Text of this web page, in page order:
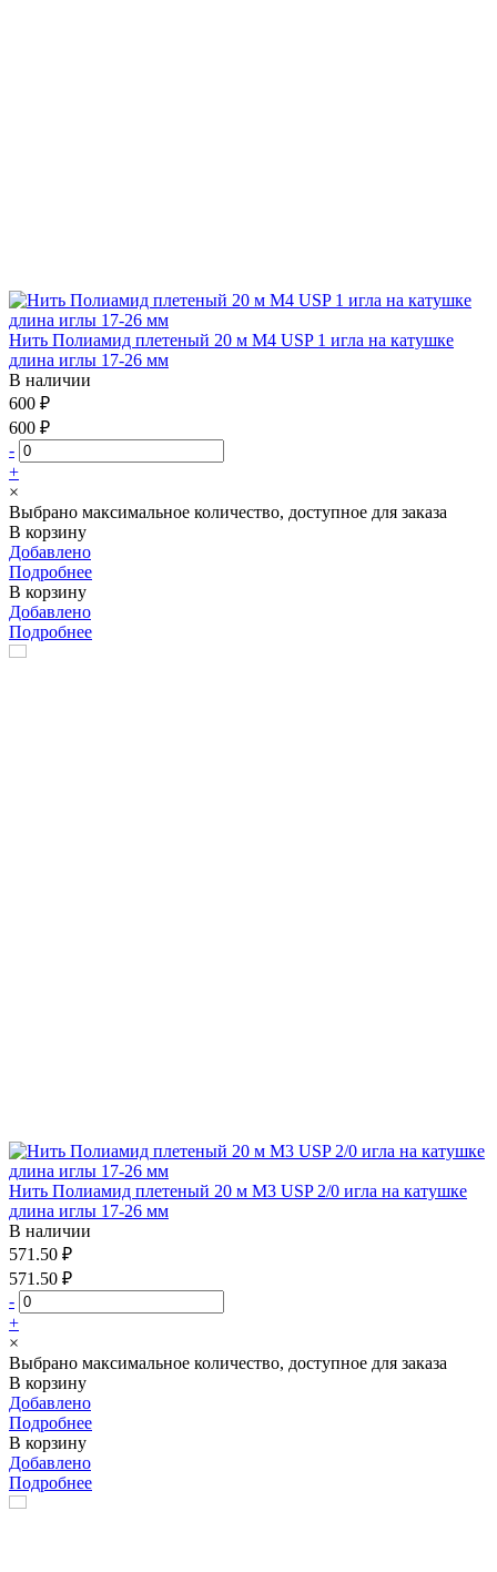
Нить Полиамид плетеный 20 м М4 USP 1 игла на катушке
длина иглы 17-26 мм
В наличии
600 ₽
600 ₽
-
+
×
Выбрано максимальное количество, доступное для заказа
В корзину
Добавлено
Подробнее
В корзину
Добавлено
Подробнее
Нить Полиамид плетеный 20 м М3 USP 2/0 игла на катушке
длина иглы 17-26 мм
В наличии
571.50 ₽
571.50 ₽
-
+
×
Выбрано максимальное количество, доступное для заказа
В корзину
Добавлено
Подробнее
В корзину
Добавлено
Подробнее